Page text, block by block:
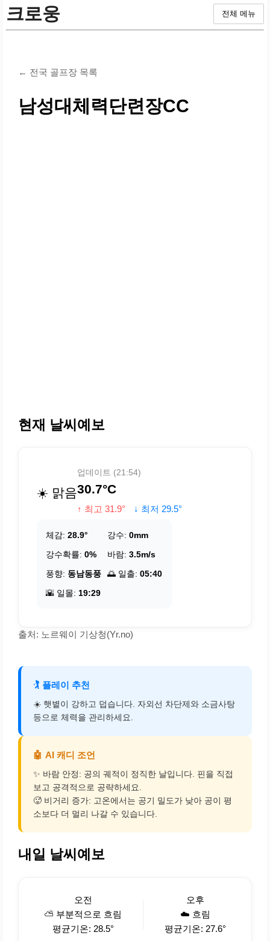
크로웅 전체 메뉴
← 전국 골프장 목록
남성대체력단련장CC
현재 날씨예보
☀️ 맑음
업데이트 (21:54)
30.7°C
↑ 최고 31.9° ↓ 최저 29.5°
체감: 28.9° 강수: 0mm
강수확률: 0% 바람: 3.5m/s
풍향: 동남동풍 🌅 일출: 05:40
🌇 일몰: 19:29
출처: 노르웨이 기상청(Yr.no)
🏌️ 플레이 추천
☀️ 햇볕이 강하고 덥습니다. 자외선 차단제와 소금사탕
등으로 체력을 관리하세요.
🤖 AI 캐디 조언
✨ 바람 안정: 공의 궤적이 정직한 날입니다. 핀을 직접
보고 공격적으로 공략하세요.
🥵 비거리 증가: 고온에서는 공기 밀도가 낮아 공이 평
소보다 더 멀리 나갈 수 있습니다.
내일 날씨예보
오전
⛅ 부분적으로 흐림
평균기온: 28.5°
오후
☁️ 흐림
평균기온: 27.6°